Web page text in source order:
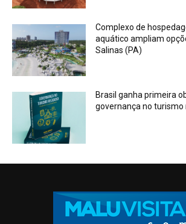
Complexo de
aquático ampliam
Salinas (PA)
Brasil ganha primeira
governança no turismo